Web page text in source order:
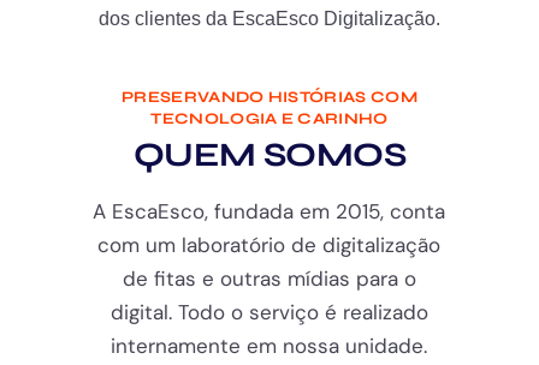
dos clientes da EscaEsco Digitalização.
PRESERVANDO HISTÓRIAS COM
TECNOLOGIA E CARINHO
QUEM SOMOS
A EscaEsco, fundada em 2015, conta
com um laboratório de digitalização
de fitas e outras mídias para o
digital. Todo o serviço é realizado
internamente em nossa unidade.